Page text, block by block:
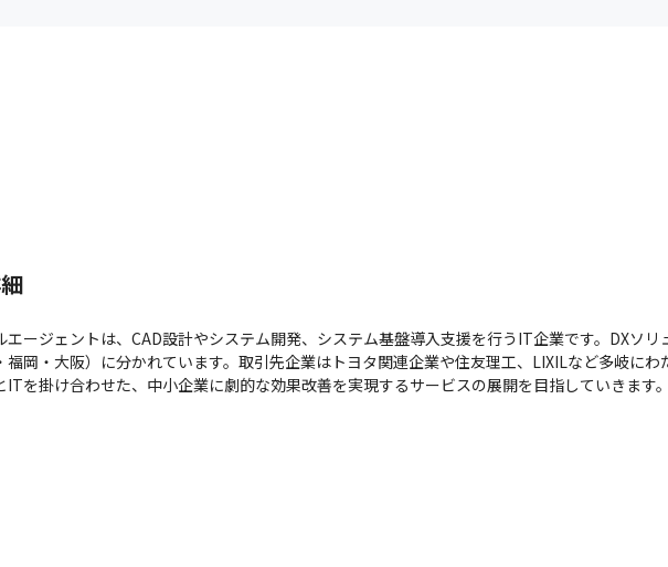
エージェントは、CAD設計やシステム開発、システム基盤導入支援を行うIT企業です。DXソ
岡・大阪）に分かれています。取引先企業はトヨタ関連企業や住友理工、LIXILなど多岐にわ
を掛け合わせた、中小企業に劇的な効果改善を実現するサービスの展開を目指していきます。